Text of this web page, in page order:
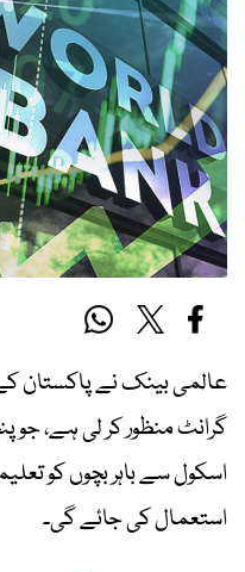
گرانٹ منظور کر لی ہے، جو
اسکول سے باہر بچوں کو
استعمال کی جائے گی۔